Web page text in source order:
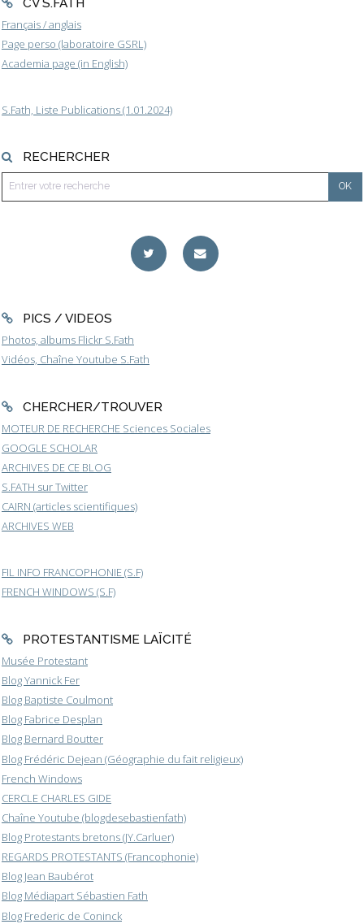
Français / anglais
Page perso (laboratoire GSRL)
Academia page (in English)
S.Fath, Liste Publications (1.01.2024)
RECHERCHER
PICS / VIDEOS
Photos, albums Flickr S.Fath
Vidéos, Chaîne Youtube S.Fath
CHERCHER/TROUVER
MOTEUR DE RECHERCHE Sciences Sociales
GOOGLE SCHOLAR
ARCHIVES DE CE BLOG
S.FATH sur Twitter
CAIRN (articles scientifiques)
ARCHIVES WEB
FIL INFO FRANCOPHONIE (S.F)
FRENCH WINDOWS (S.F)
PROTESTANTISME LAÏCITÉ
Musée Protestant
Blog Yannick Fer
Blog Baptiste Coulmont
Blog Fabrice Desplan
Blog Bernard Boutter
Blog Frédéric Dejean (Géographie du fait religieux)
French Windows
CERCLE CHARLES GIDE
Chaîne Youtube (blogdesebastienfath)
Blog Protestants bretons (JY.Carluer)
REGARDS PROTESTANTS (Francophonie)
Blog Jean Baubérot
Blog Médiapart Sébastien Fath
Blog Frederic de Coninck